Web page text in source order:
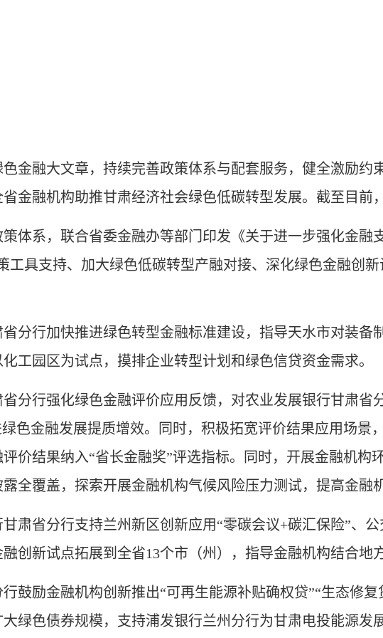
金融大文章，持续完善政策体系与配套服务，健全激励
金融机构助推甘肃经济社会绿色低碳转型发展。截至目前
系，联合省委金融办等部门印发《关于进一步强化金融
工具支持、加大绿色低碳转型产融对接、深化绿色金融创
行加快推进绿色转型金融标准建设，指导天水市对装备
工园区为试点，摸排企业转型计划和绿色信贷资金需求。
行强化绿色金融评价应用反馈，对农业发展银行甘肃省
色金融发展提质增效。同时，积极拓宽评价结果应用场景
价结果纳入“省长金融奖”评选指标。同时，开展金融机构
全覆盖，探索开展金融机构气候风险压力测试，提高金融
省分行支持兰州新区创新应用“零碳会议+碳汇保险”、公
创新试点拓展到全省13个市（州），指导金融机构结合地
励金融机构创新推出“可再生能源补贴确权贷”“生态修复
绿色债券规模，支持浦发银行兰州分行为甘肃电投能源发